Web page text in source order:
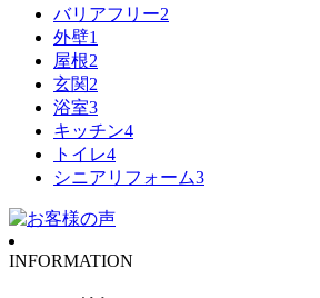
バリアフリー2
外壁1
屋根2
玄関2
浴室3
キッチン4
トイレ4
シニアリフォーム3
INFORMATION